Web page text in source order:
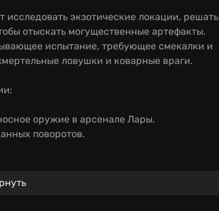
экзотические локации, решать
отыскать могущественные артефакты.
испытание, требующее смекалки и
ловушки и коварные враги.
оружие в арсенале Лары.
поворотов.
Ларе в её ПЕРВОЙ части Tomb Raider!